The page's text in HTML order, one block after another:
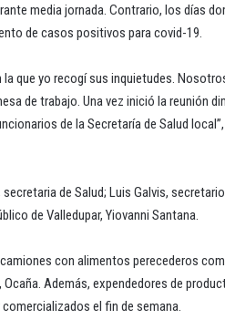
media jornada. Contrario, los días
de casos positivos para covid-19.
que yo recogí sus inquietudes.
de trabajo. Una vez inició la reunión
de la Secretaría de Salud
de Salud; Luis Galvis,
de Valledupar, Yiovanni Santana.
con alimentos perecederos
Además, expendedores de
el fin de semana.